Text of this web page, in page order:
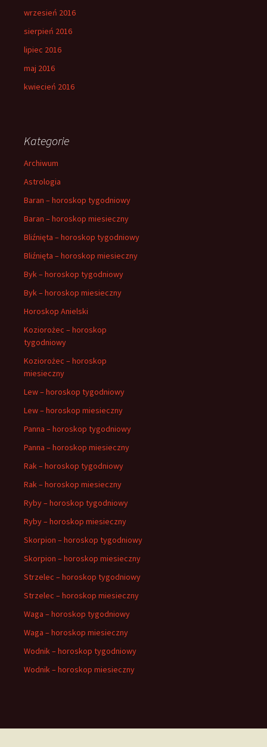
wrzesień 2016
sierpień 2016
lipiec 2016
maj 2016
kwiecień 2016
Kategorie
Archiwum
Astrologia
Baran – horoskop tygodniowy
Baran – horoskop miesieczny
Bliźnięta – horoskop tygodniowy
Bliźnięta – horoskop miesieczny
Byk – horoskop tygodniowy
Byk – horoskop miesieczny
Horoskop Anielski
Koziorożec – horoskop
tygodniowy
Koziorożec – horoskop
miesieczny
Lew – horoskop tygodniowy
Lew – horoskop miesieczny
Panna – horoskop tygodniowy
Panna – horoskop miesieczny
Rak – horoskop tygodniowy
Rak – horoskop miesieczny
Ryby – horoskop tygodniowy
Ryby – horoskop miesieczny
Skorpion – horoskop tygodniowy
Skorpion – horoskop miesieczny
Strzelec – horoskop tygodniowy
Strzelec – horoskop miesieczny
Waga – horoskop tygodniowy
Waga – horoskop miesieczny
Wodnik – horoskop tygodniowy
Wodnik – horoskop miesieczny